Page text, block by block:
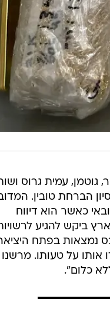
גוטמן, עמית גרוס
הברחת טובין.
כאשר הוא דיווח
ביקש להגיע
נמצאות בפתח
אותו על טעותו. מרשנו
כלום".